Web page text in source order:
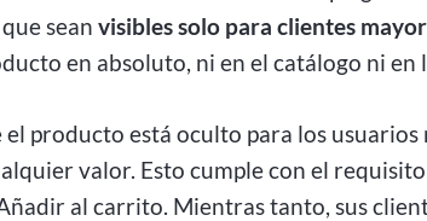
seanvisibles solo para clientes
en absoluto, ni en el catálogo ni en
producto está oculto para los usuarios
valor. Esto cumple con el
al carrito. Mientras tanto, sus